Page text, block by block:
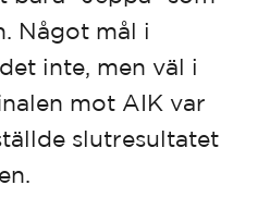
Något mål i
inte, men väl i
mot AIK var
slutresultatet